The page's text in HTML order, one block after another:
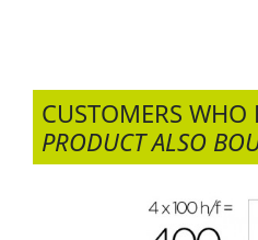
CUSTOMERS
PRODUCT ALSO